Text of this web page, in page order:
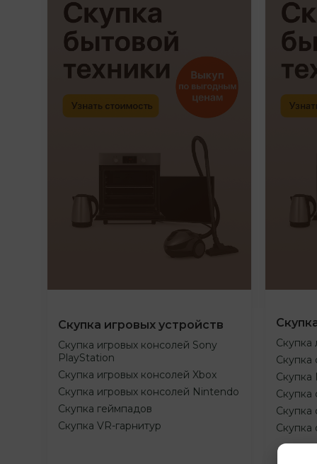
Скупка игровых устройств
Скупка игровых консолей Sony
PlayStation
Скупка игровых консолей Xbox
Скупка игровых консолей Nintendo
Скупка геймпадов
Скупка VR-гарнитур
Скупка
Скупка
Скупка
Скупка
Скупка